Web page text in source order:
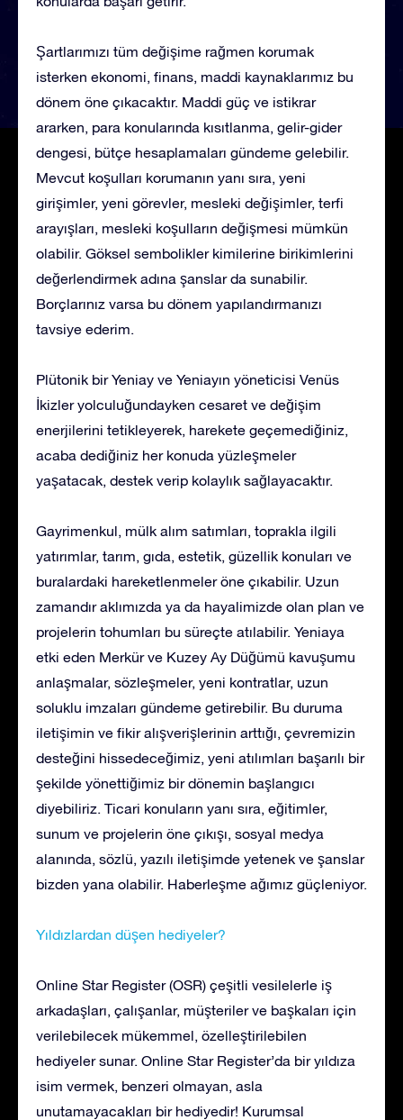
Şartlarımızı tüm değişime rağmen korumak
isterken ekonomi, finans, maddi kaynaklarımız bu
dönem öne çıkacaktır. Maddi güç ve istikrar
ararken, para konularında kısıtlanma, gelir-gider
dengesi, bütçe hesaplamaları gündeme gelebilir.
Mevcut koşulları korumanın yanı sıra, yeni
girişimler, yeni görevler, mesleki değişimler, terfi
arayışları, mesleki koşulların değişmesi mümkün
olabilir. Göksel sembolikler kimilerine birikimlerini
değerlendirmek adına şanslar da sunabilir.
Borçlarınız varsa bu dönem yapılandırmanızı
tavsiye ederim.
Plütonik bir Yeniay ve Yeniayın yöneticisi Venüs
İkizler yolculuğundayken cesaret ve değişim
enerjilerini tetikleyerek, harekete geçemediğiniz,
acaba dediğiniz her konuda yüzleşmeler
yaşatacak, destek verip kolaylık sağlayacaktır.
Gayrimenkul, mülk alım satımları, toprakla ilgili
yatırımlar, tarım, gıda, estetik, güzellik konuları ve
buralardaki hareketlenmeler öne çıkabilir. Uzun
zamandır aklımızda ya da hayalimizde olan plan ve
projelerin tohumları bu süreçte atılabilir. Yeniaya
etki eden Merkür ve Kuzey Ay Düğümü kavuşumu
anlaşmalar, sözleşmeler, yeni kontratlar, uzun
soluklu imzaları gündeme getirebilir. Bu duruma
iletişimin ve fikir alışverişlerinin arttığı, çevremizin
desteğini hissedeceğimiz, yeni atılımları başarılı bir
şekilde yönettiğimiz bir dönemin başlangıcı
diyebiliriz. Ticari konuların yanı sıra, eğitimler,
sunum ve projelerin öne çıkışı, sosyal medya
alanında, sözlü, yazılı iletişimde yetenek ve şanslar
bizden yana olabilir. Haberleşme ağımız güçleniyor.
Yıldızlardan düşen hediyeler?
Online Star Register (OSR) çeşitli vesilelerle iş
arkadaşları, çalışanlar, müşteriler ve başkaları için
verilebilecek mükemmel, özelleştirilebilen
hediyeler sunar. Online Star Register’da bir yıldıza
isim vermek, benzeri olmayan, asla
unutamayacakları bir hediyedir! Kurumsal